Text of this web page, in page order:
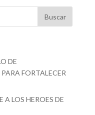
DE
FORTALECER
A LOS HEROES DE